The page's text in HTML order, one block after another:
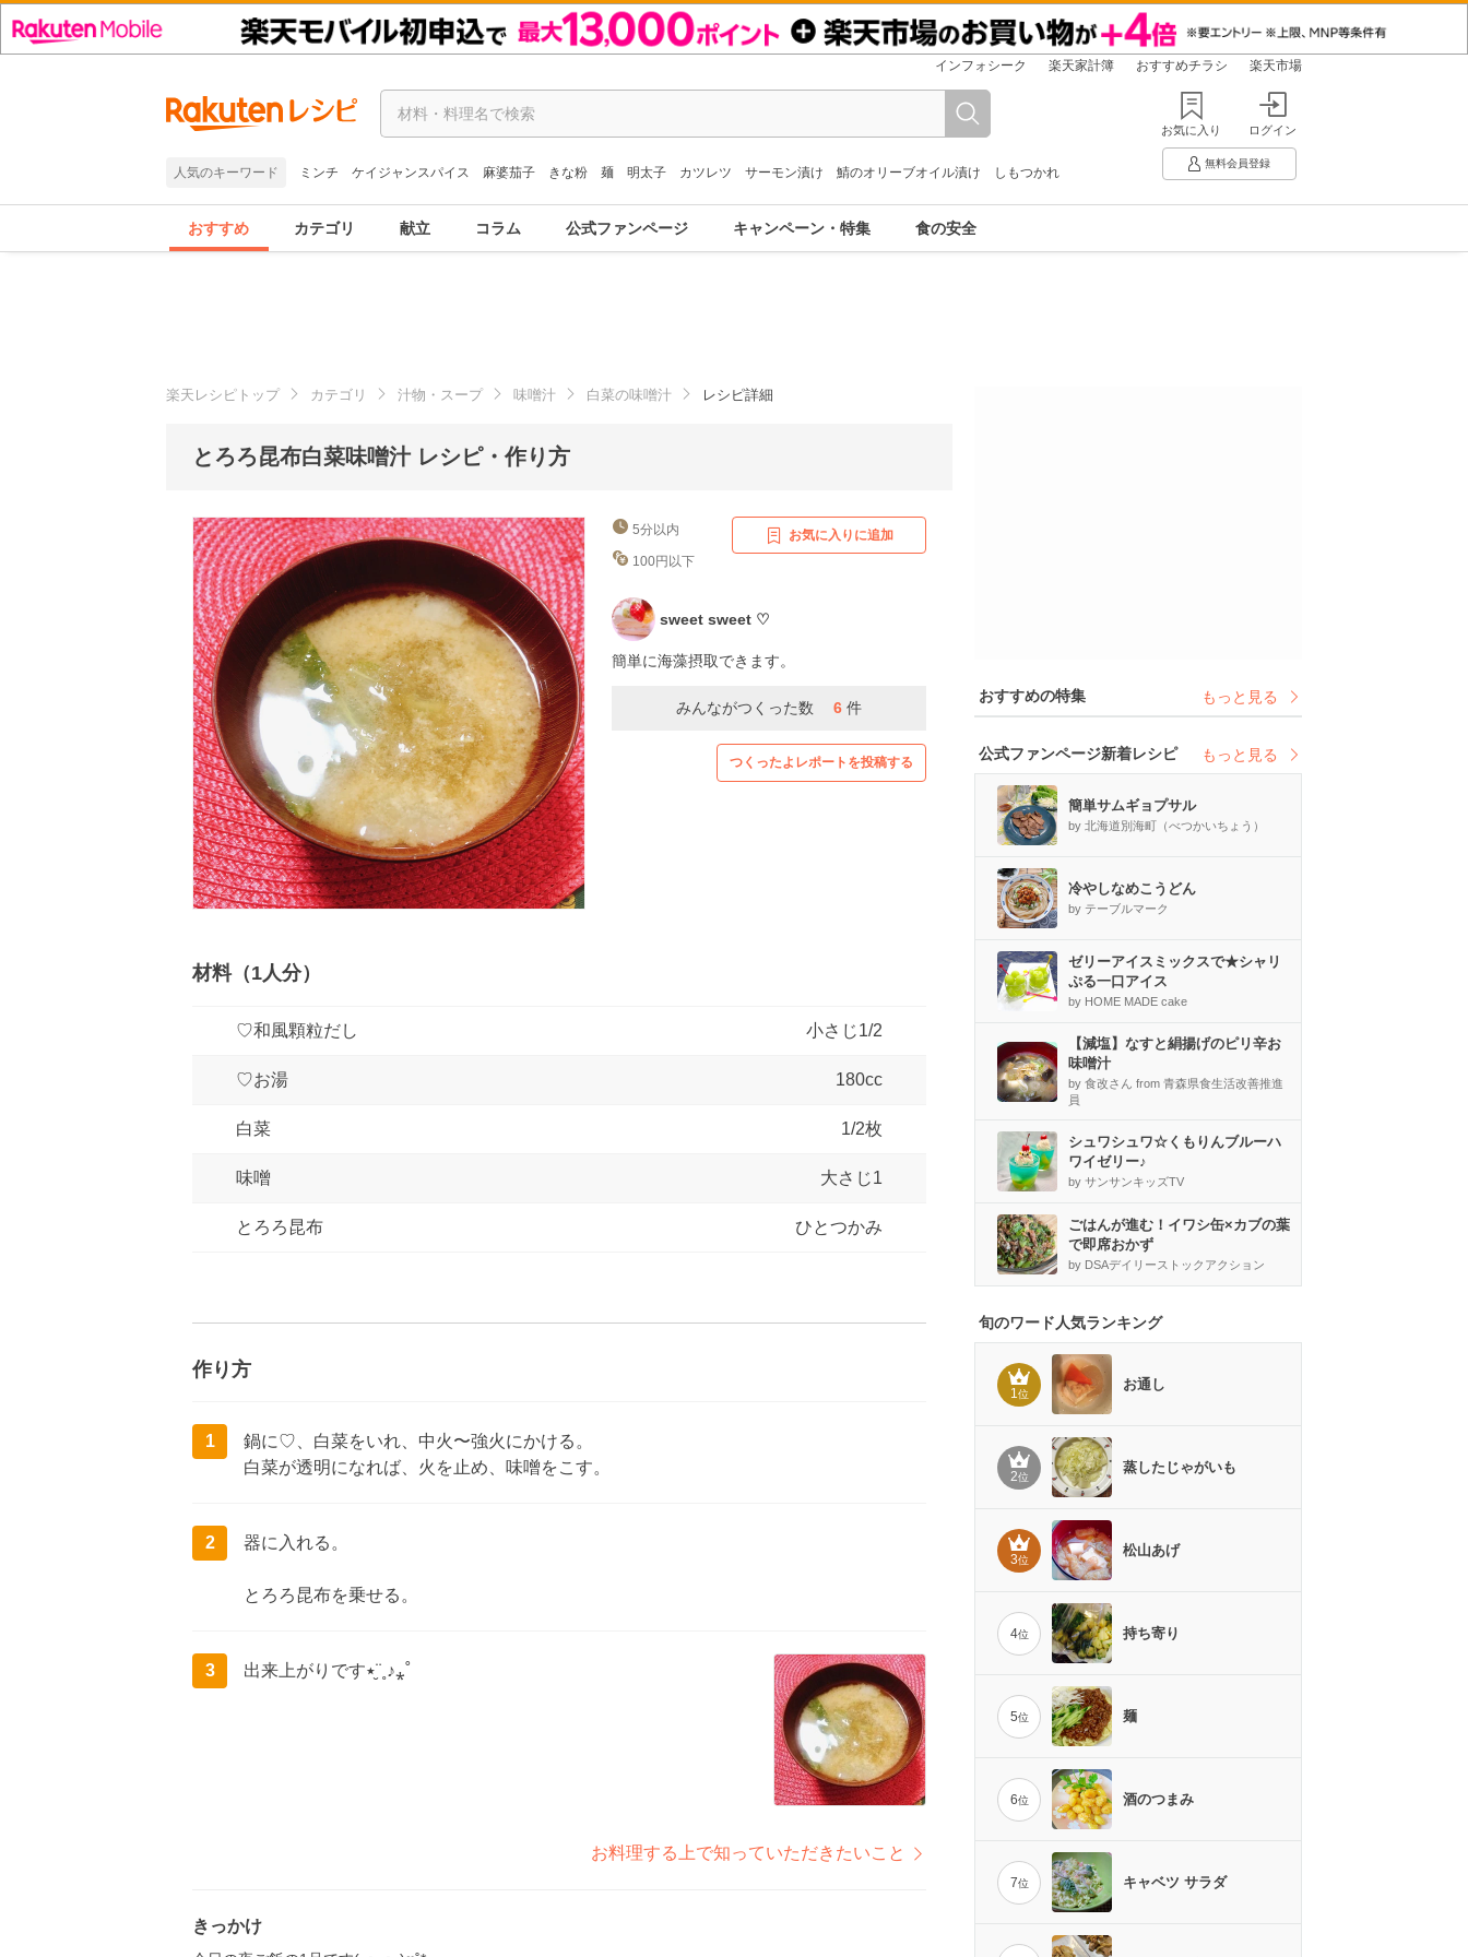
インフォシーク 楽天家計簿 おすすめチラシ 楽天市場
人気のキーワード ミンチ ケイジャンスパイス 麻婆茄子 きな粉 麺 明太子 カツレツ サーモン漬け 鯖のオリーブオイル漬け しもつかれ
お気に入り ログイン
無料会員登録
おすすめ カテゴリ 献立 コラム 公式ファンページ キャンペーン・特集 食の安全
楽天レシピトップ カテゴリ 汁物・スープ 味噌汁 白菜の味噌汁 レシピ詳細
とろろ昆布白菜味噌汁 レシピ・作り方
5分以内
100円以下
お気に入りに追加
sweet sweet ♡
簡単に海藻摂取できます。
みんながつくった数 6 件
つくったよレポートを投稿する
材料（1人分）
♡和風顆粒だし 小さじ1/2
♡お湯 180cc
白菜 1/2枚
味噌 大さじ1
とろろ昆布 ひとつかみ
作り方
1
鍋に♡、白菜をいれ、中火〜強火にかける。
白菜が透明になれば、火を止め、味噌をこす。
2 器に入れる。
とろろ昆布を乗せる。
3 出来上がり‎です٭¨̮˳♪⁎˚
お料理する上で知っていただきたいこと
きっかけ
おすすめの特集 もっと見る
公式ファンページ新着レシピ もっと見る
簡単サムギョプサル
by 北海道別海町（べつかいちょう）
冷やしなめこうどん
by テーブルマーク
ゼリーアイスミックスで★シャリ
ぷる一口アイス
by HOME MADE cake
【減塩】なすと絹揚げのピリ辛お
味噌汁
by 食改さん from 青森県食生活改善推進
員
シュワシュワ☆くもりんブルーハ
ワイゼリー♪
by サンサンキッズTV
ごはんが進む！イワシ缶×カブの葉
で即席おかず
by DSAデイリーストックアクション
旬のワード人気ランキング
1位
お通し
2位
蒸したじゃがいも
3位
松山あげ
4位 持ち寄り
5位 麺
6位 酒のつまみ
7位 キャベツ サラダ